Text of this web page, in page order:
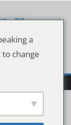
a
change